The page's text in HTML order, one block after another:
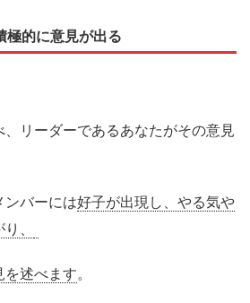
極的に意見が出る
リーダーであるあなたがその意見
ンバーには好子が出現し、やる気や
、
を述べます。